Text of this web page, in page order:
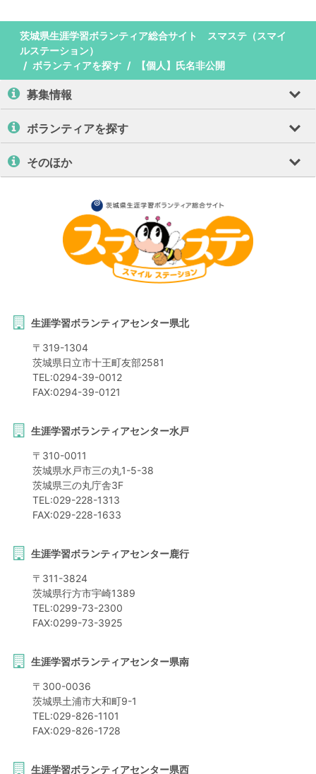
茨城県生涯学習ボランティア総合サイト スマステ（スマイ
ルステーション）
ボランティアを探す
【個人】氏名非公開
募集情報
ボランティアを探す
そのほか
生涯学習ボランティアセンター県北
〒 319-1304
茨城県日立市十王町友部2581
TEL:0294-39-0012
FAX:0294-39-0121
生涯学習ボランティアセンター水戸
〒 310-0011
茨城県水戸市三の丸1-5-38
茨城県三の丸庁舎3F
TEL:029-228-1313
FAX:029-228-1633
生涯学習ボランティアセンター鹿行
〒 311-3824
茨城県行方市宇崎1389
TEL:0299-73-2300
FAX:0299-73-3925
生涯学習ボランティアセンター県南
〒 300-0036
茨城県土浦市大和町9-1
TEL:029-826-1101
FAX:029-826-1728
生涯学習ボランティアセンター県西